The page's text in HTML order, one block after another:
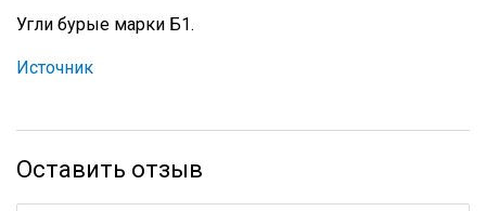
Угли бурые марки Б1.
Источник
Оставить отзыв